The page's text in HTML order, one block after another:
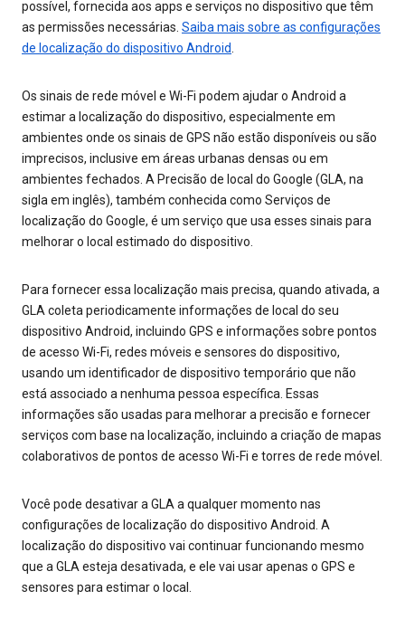
possível, fornecida aos apps e serviços no dispositivo que têm
as permissões necessárias. Saiba mais sobre as configurações
de localização do dispositivo Android
Os sinais de rede móvel e Wi-Fi podem ajudar o Android a
estimar a localização do dispositivo, especialmente em
ambientes onde os sinais de GPS não estão disponíveis ou são
imprecisos, inclusive em áreas urbanas densas ou em
ambientes fechados. A Precisão de local do Google (GLA, na
sigla em inglês), também conhecida como Serviços de
localização do Google, é um serviço que usa esses sinais para
melhorar o local estimado do dispositivo.
Para fornecer essa localização mais precisa, quando ativada, a
GLA coleta periodicamente informações de local do seu
dispositivo Android, incluindo GPS e informações sobre pontos
de acesso Wi-Fi, redes móveis e sensores do dispositivo,
usando um identificador de dispositivo temporário que não
está associado a nenhuma pessoa específica. Essas
informações são usadas para melhorar a precisão e fornecer
serviços com base na localização, incluindo a criação de mapas
colaborativos de pontos de acesso Wi-Fi e torres de rede móvel.
Você pode desativar a GLA a qualquer momento nas
configurações de localização do dispositivo Android. A
localização do dispositivo vai continuar funcionando mesmo
que a GLA esteja desativada, e ele vai usar apenas o GPS e
sensores para estimar o local.